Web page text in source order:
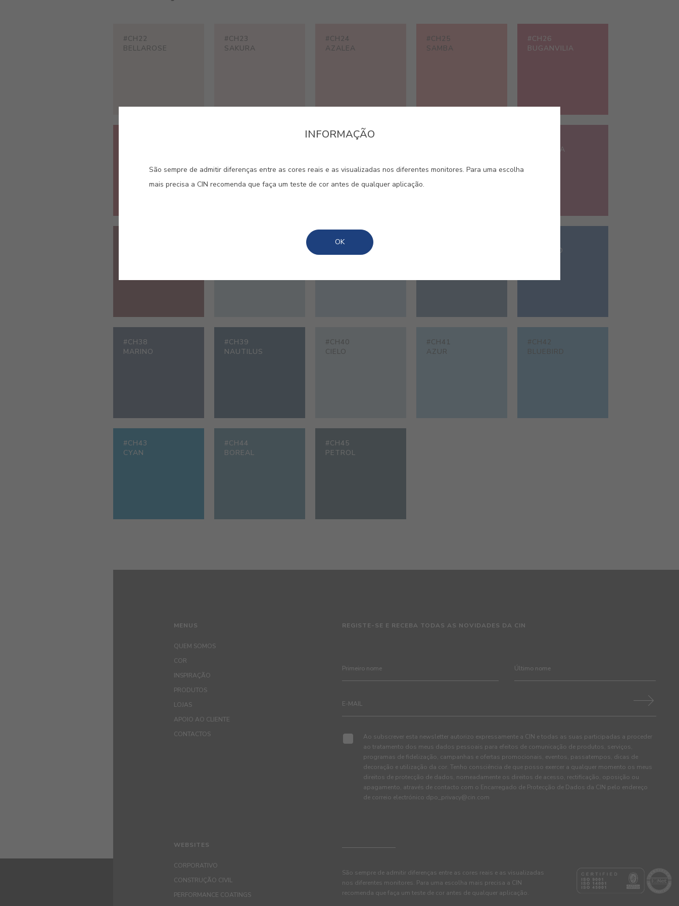
#CH22
BELLAROSE
#CH23
SAKURA
#CH24
AZALEA
#CH25
SAMBA
#CH26
BUGANVILIA
#CH29
MAGENTA
#CH35
COBALTO
#CH38
MARINO
#CH39
NAUTILUS
#CH40
CIELO
#CH41
AZUR
#CH42
BLUEBIRD
#CH43
CYAN
#CH44
BOREAL
#CH45
PETROL
MENUS
QUEM SOMOS
COR
INSPIRAÇÃO
PRODUTOS
LOJAS
APOIO AO CLIENTE
CONTACTOS
REGISTE-SE E RECEBA TODAS AS NOVIDADES DA CIN
Ao subscrever esta newsletter autorizo expressamente a CIN e todas as suas participadas a proceder
ao tratamento dos meus dados pessoais para efeitos de comunicação de produtos, serviços,
programas de fidelização, campanhas e ofertas promocionais, eventos, passatempos, dicas de
decoração e utilização da cor. Tenho consciência de que posso exercer a qualquer momento os meus
direitos de protecção de dados, nomeadamente os direitos de acesso, rectificação, oposição ou
apagamento, através de contacto com o Encarregado de Protecção de Dados da CIN pelo endereço
de correio electrónico dpo_privacy@cin.com
WEBSITES
CORPORATIVO
CONSTRUÇÃO CIVIL
PERFORMANCE COATINGS
São sempre de admitir diferenças entre as cores reais e as visualizadas
nos diferentes monitores. Para uma escolha mais precisa a CIN
recomenda que faça um teste de cor antes de qualquer aplicação.
INFORMAÇÃO
São sempre de admitir diferenças entre as cores reais e as visualizadas nos diferentes monitores. Para uma escolha
mais precisa a CIN recomenda que faça um teste de cor antes de qualquer aplicação.
OK